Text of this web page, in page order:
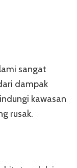
sangat
dampak
kawasan
rusak.